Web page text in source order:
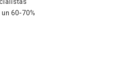
60-70%